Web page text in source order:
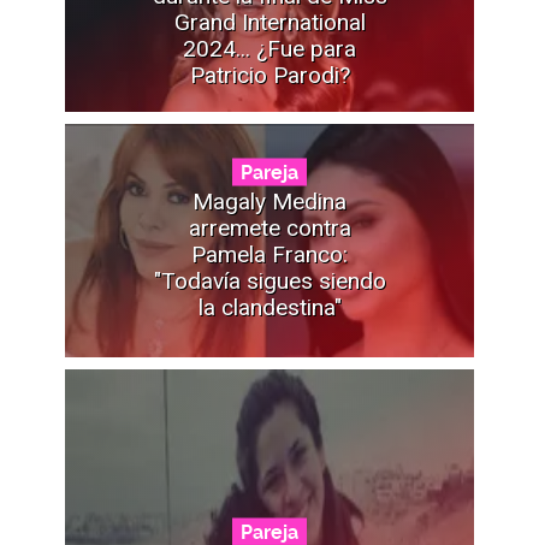
Grand International
2024... ¿Fue para
Patricio Parodi?
Pareja
Magaly Medina
arremete contra
Pamela Franco:
"Todavía sigues siendo
la clandestina"
Pareja